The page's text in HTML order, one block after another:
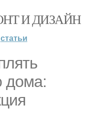
И ДИЗАЙН
статьи
дома: